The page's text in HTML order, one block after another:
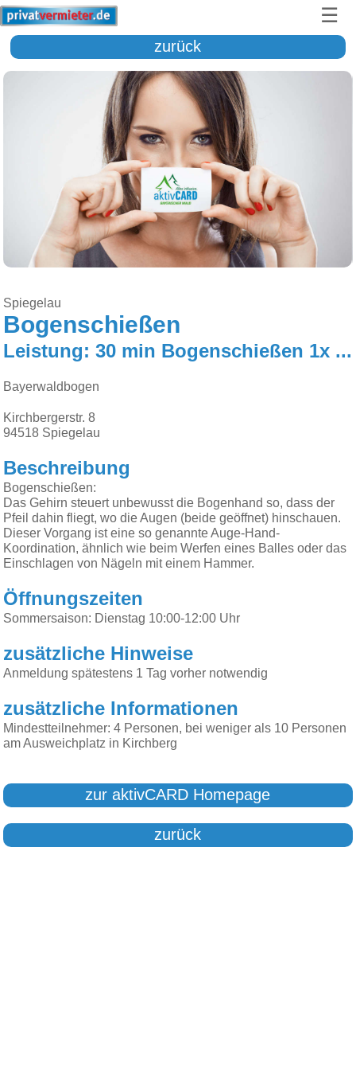
☰
zurück
Spiegelau
Bogenschießen
Leistung: 30 min Bogenschießen 1x pro Aufenthalt
Bayerwaldbogen
Kirchbergerstr. 8
94518 Spiegelau
Beschreibung
Bogenschießen:
Das Gehirn steuert unbewusst die Bogenhand so, dass der
Pfeil dahin fliegt, wo die Augen (beide geöffnet) hinschauen.
Dieser Vorgang ist eine so genannte Auge-Hand-
Koordination, ähnlich wie beim Werfen eines Balles oder das
Einschlagen von Nägeln mit einem Hammer.
Öffnungszeiten
Sommersaison: Dienstag 10:00-12:00 Uhr
zusätzliche Hinweise
Anmeldung spätestens 1 Tag vorher notwendig
zusätzliche Informationen
Mindestteilnehmer: 4 Personen, bei weniger als 10 Personen
am Ausweichplatz in Kirchberg
zur aktivCARD Homepage
zurück